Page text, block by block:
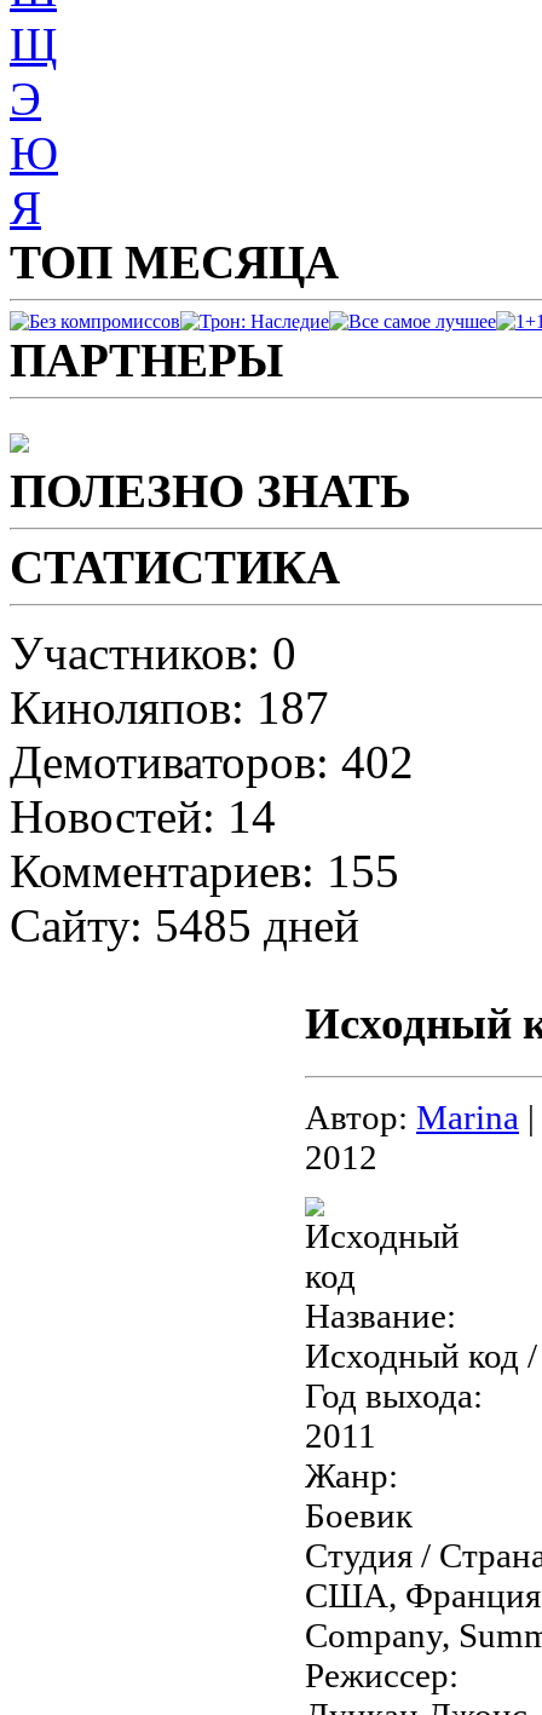
Щ
Э
Ю
Я
ТОП МЕСЯЦА
ПАРТНЕРЫ
ПОЛЕЗНО ЗНАТЬ
СТАТИСТИКА
Участников: 0
Киноляпов: 187
Демотиваторов: 402
Новостей: 14
Комментариев: 155
Сайту: 5485 дней
Исходный
Автор: Marina
2012
Название:
Исходный код /
Год выхода:
2011
Жанр:
Боевик
Студия /
США, Франция
Company,
Режиссер: